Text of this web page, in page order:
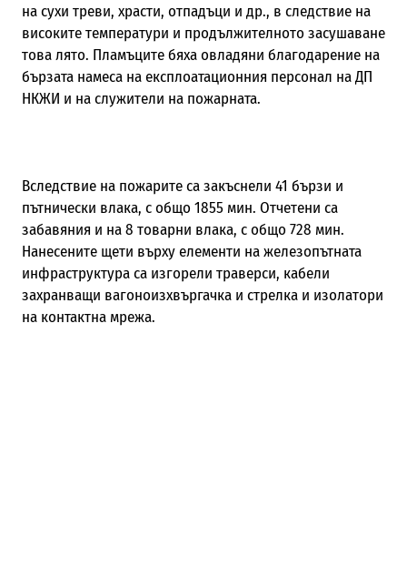
на сухи треви, храсти, отпадъци и др., в следствие на
високите температури и продължителното засушаване
това лято. Пламъците бяха овладяни благодарение на
бързата намеса на експлоатационния персонал на ДП
НКЖИ и на служители на пожарната.
Вследствие на пожарите са закъснели 41 бързи и
пътнически влака, с общо 1855 мин. Отчетени са
забавяния и на 8 товарни влака, с общо 728 мин.
Нанесените щети върху елементи на железопътната
инфраструктура са изгорели траверси, кабели
захранващи вагоноизхвъргачка и стрелка и изолатори
на контактна мрежа.